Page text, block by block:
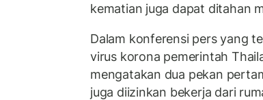
kematian juga dapat ditahan
Dalam konferensi pers yang
virus korona pemerintah
mengatakan dua pekan
juga diizinkan bekerja dari